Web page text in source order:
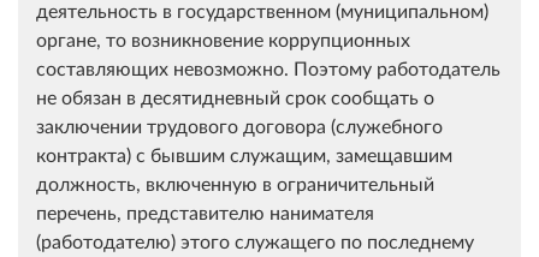
деятельность в государственном (муниципальном)
органе, то возникновение коррупционных
составляющих невозможно. Поэтому работодатель
не обязан в десятидневный срок сообщать о
заключении трудового договора (служебного
контракта) с бывшим служащим, замещавшим
должность, включенную в ограничительный
перечень, представителю нанимателя
(работодателю) этого служащего по последнему